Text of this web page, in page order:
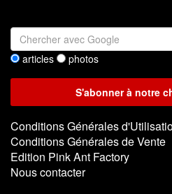
articles photos
Conditions Générales
Conditions Générales de Vente
Edition Pink Ant Factory
Nous contacter